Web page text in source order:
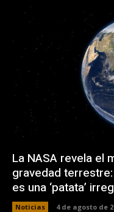
La NASA revela el
gravedad
es una ‘patata’
Noticias 4 de agosto de